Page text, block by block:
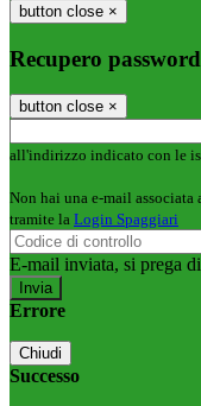
button close ×
Recupero password
button close ×
all'indirizzo indicato con le
Non hai una e-mail associata
tramite la Login Spaggiari
E-mail inviata, si prega
Errore
Chiudi
Successo